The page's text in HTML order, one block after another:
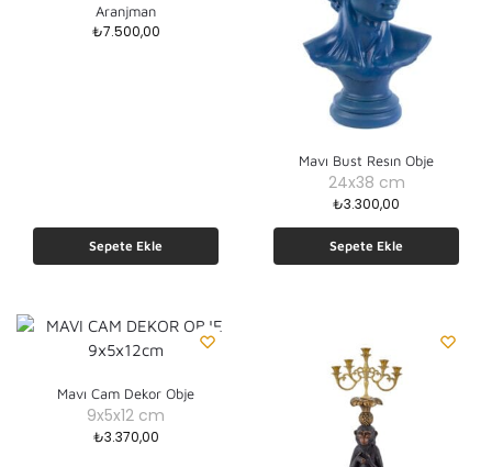
Aranjman
₺7.500,00
Sepete Ekle
Mavı Bust Resın Obje
24x38 cm
₺3.300,00
Sepete Ekle
Mavı Cam Dekor Obje
9x5x12 cm
₺3.370,00